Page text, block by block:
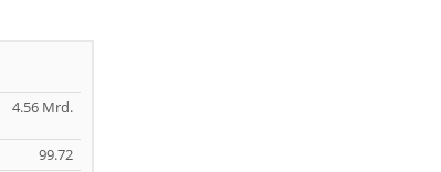
4.56 Mrd.
99.72